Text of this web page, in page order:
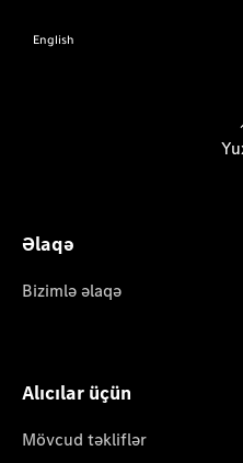
English
Əlaqə
Bizimlə əlaqə
Alıcılar üçün
Mövcud təkliflər